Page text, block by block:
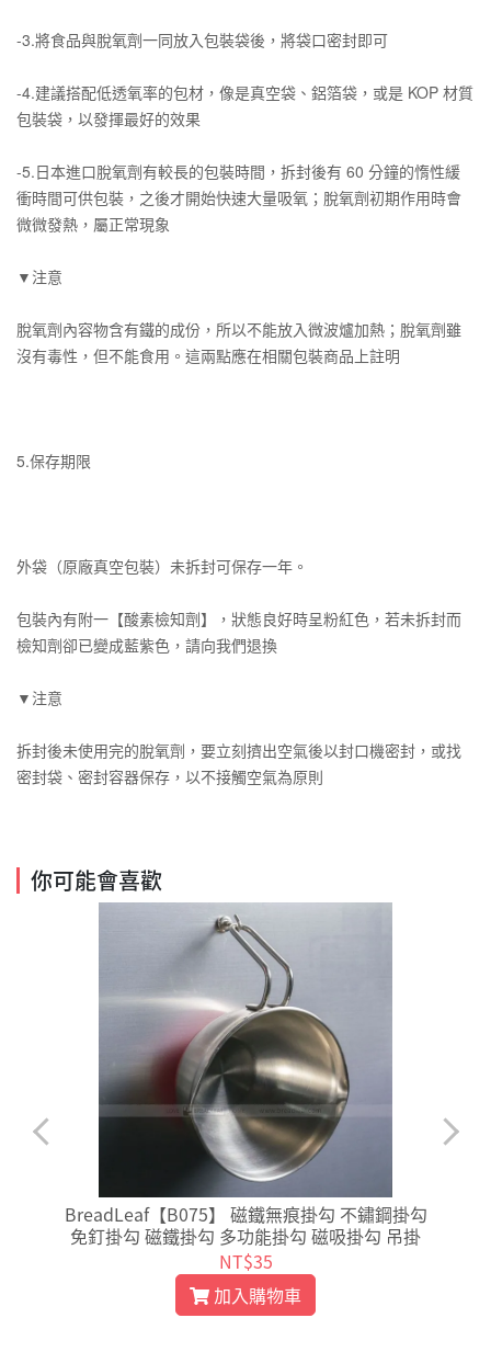
-3.將食品與脫氧劑一同放入包裝袋後，將袋口密封即可
-4.建議搭配低透氧率的包材，像是真空袋、鋁箔袋，或是 KOP 材質
包裝袋，以發揮最好的效果
-5.日本進口脫氧劑有較長的包裝時間，拆封後有 60 分鐘的惰性緩
衝時間可供包裝，之後才開始快速大量吸氧；脫氧劑初期作用時會
微微發熱，屬正常現象
▼注意
脫氧劑內容物含有鐵的成份，所以不能放入微波爐加熱；脫氧劑雖
沒有毒性，但不能食用。這兩點應在相關包裝商品上註明
5.保存期限
外袋（原廠真空包裝）未拆封可保存一年。
包裝內有附一【酸素檢知劑】，狀態良好時呈粉紅色，若未拆封而
檢知劑卻已變成藍紫色，請向我們退換
▼注意
拆封後未使用完的脫氧劑，要立刻擠出空氣後以封口機密封，或找
密封袋、密封容器保存，以不接觸空氣為原則
你可能會喜歡
BreadLeaf【B075】 磁鐵無痕掛勾 不鏽鋼掛勾
免釘掛勾 磁鐵掛勾 多功能掛勾 磁吸掛勾 吊掛
NT$35
加入購物車